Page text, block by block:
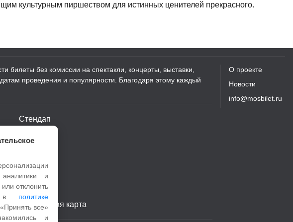
культурным пиршеством для истинных ценителей прекрасного.
без комиссии на спектакли, концерты, выставки,
проведения и популярности. Благодаря этому каждый
Стендап
Шоу
Пушкинская карта
О проекте
Новости
info@mosbilet.ru
и
отклонить
в политике
все»
и